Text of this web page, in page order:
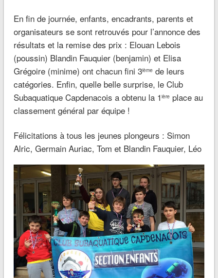
En fin de journée, enfants, encadrants, parents et
organisateurs se sont retrouvés pour l’annonce des
résultats et la remise des prix : Elouan Lebois
(poussin) Blandin Fauquier (benjamin) et Elisa
Grégoire (minime) ont chacun fini 3ième de leurs
catégories. Enfin, quelle belle surprise, le Club
Subaquatique Capdenacois a obtenu la 1 ière place au
classement général par équipe !
Félicitations à tous les jeunes plongeurs : Simon
Alric, Germain Auriac, Tom et Blandin Fauquier, Léo